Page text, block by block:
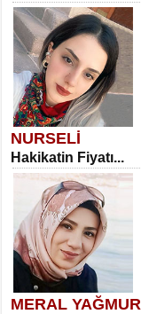
NURSELİ
Hakikatin Fiyatı...
MERAL YAĞMUR